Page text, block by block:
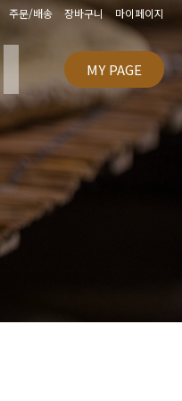
주문/배송 장바구니 마이페이지
MY PAGE